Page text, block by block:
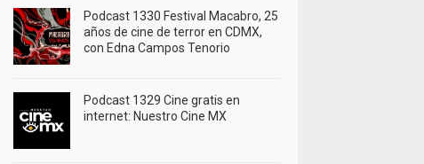
Podcast 1330 Festival Macabro, 25
años de cine de terror en CDMX,
con Edna Campos Tenorio
Podcast 1329 Cine gratis en
internet: Nuestro Cine MX